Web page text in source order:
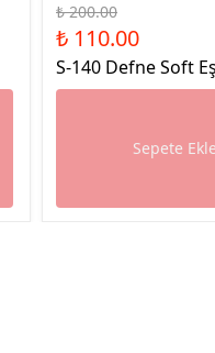
₺ 200.00
₺ 110.00
S-140 Defne Soft
Sepete Ekle